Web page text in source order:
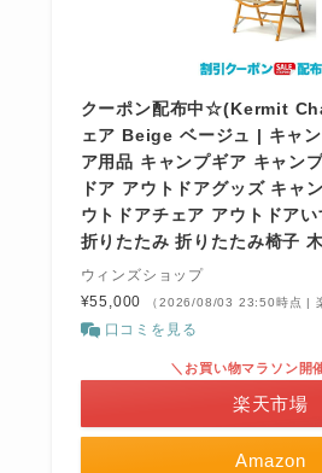
クーポン配布中☆(Kermit
ェア Beige ベージュ | キャ
ア用品 キャンプギア キャン
ドア アウトドアグッズ キャ
ウトドアチェア アウトドア
折りたたみ 折りたたみ椅子
ウィンズショップ
¥55,000
（2026/08/03 23:50時点 |
口コミを見る
Amazon
＼お買い物マラソン開
楽天市場